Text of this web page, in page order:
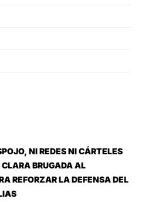
NI REDES NI CÁRTELES
BRUGADA AL
REFORZAR LA DEFENSA DEL